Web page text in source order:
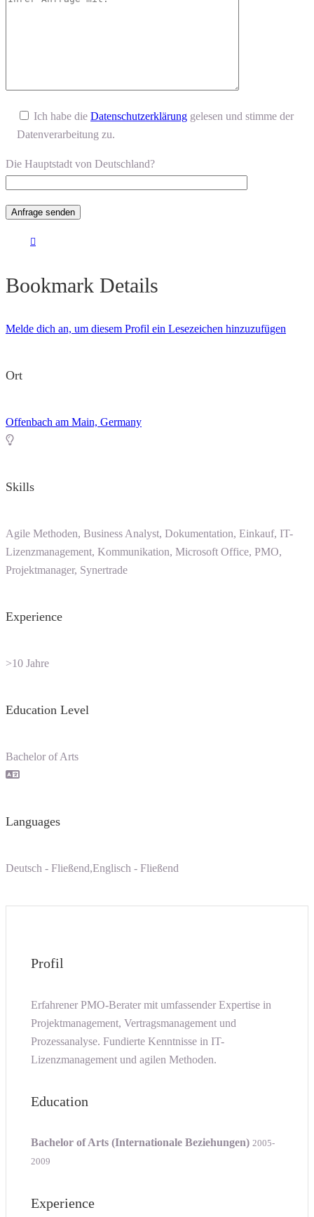
Ich habe die Datenschutzerklärung gelesen und stimme der
Datenverarbeitung zu.
Die Hauptstadt von Deutschland?
Bookmark Details
Melde dich an, um diesem Profil ein Lesezeichen hinzuzufügen
Ort
Offenbach am Main, Germany
Skills
Agile Methoden, Business Analyst, Dokumentation, Einkauf, IT-
Lizenzmanagement, Kommunikation, Microsoft Office, PMO,
Projektmanager, Synertrade
Experience
>10 Jahre
Education Level
Bachelor of Arts
Languages
Deutsch - Fließend,Englisch - Fließend
Profil
Erfahrener PMO-Berater mit umfassender Expertise in
Projektmanagement, Vertragsmanagement und
Prozessanalyse. Fundierte Kenntnisse in IT-
Lizenzmanagement und agilen Methoden.
Education
Bachelor of Arts (Internationale Beziehungen) 2005-
2009
Experience